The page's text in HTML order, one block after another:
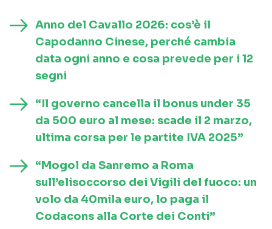
Anno del Cavallo 2026: cos’è il
Capodanno Cinese, perché cambia
data ogni anno e cosa prevede per i 12
segni
“Il governo cancella il bonus under 35
da 500 euro al mese: scade il 2 marzo,
ultima corsa per le partite IVA 2025”
“Mogol da Sanremo a Roma
sull’elisoccorso dei Vigili del fuoco: un
volo da 40mila euro, lo paga il
Codacons alla Corte dei Conti”